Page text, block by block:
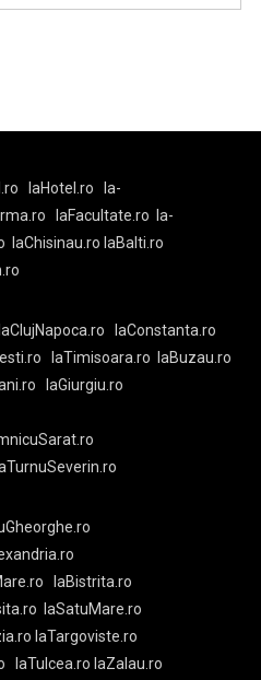
laHotel.ro
la-
laFacultate.ro
la-
laChisinau.ro laBalti.ro
laClujNapoca.ro
laConstanta.ro
laTimisoara.ro
laBuzau.ro
laGiurgiu.ro
laBistrita.ro
laSatuMare.ro
laTargoviste.ro
laTulcea.ro laZalau.ro